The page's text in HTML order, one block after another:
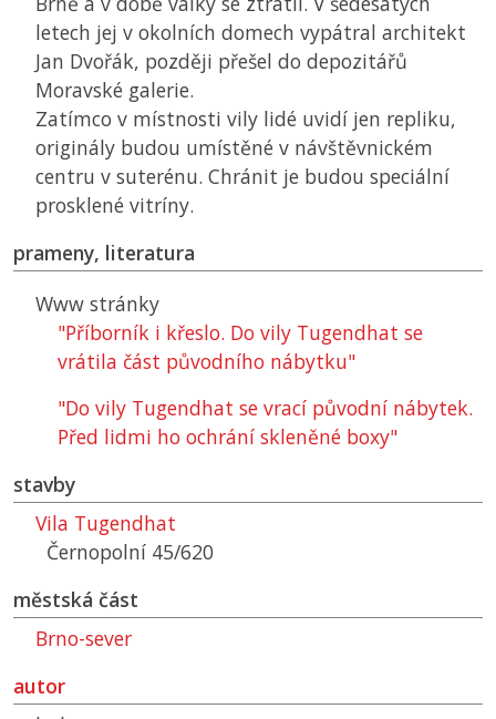
letech jej v okolních domech vypátral architekt
Jan Dvořák, později přešel do depozitářů
Moravské galerie.
Zatímco v místnosti vily lidé uvidí jen repliku,
originály budou umístěné v návštěvnickém
centru v suterénu. Chránit je budou speciální
prosklené vitríny.
prameny, literatura
Www stránky
"Příborník i křeslo. Do vily Tugendhat se
vrátila část původního nábytku"
"Do vily Tugendhat se vrací původní nábytek.
Před lidmi ho ochrání skleněné boxy"
stavby
Vila Tugendhat
Černopolní 45/620
městská část
Brno-sever
autor